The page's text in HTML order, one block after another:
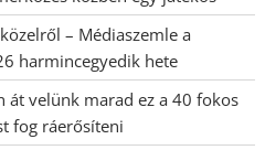
– Médiaszemle a
harmincegyedik hete
át velünk marad ez a 40 fokos
fog ráerősíteni